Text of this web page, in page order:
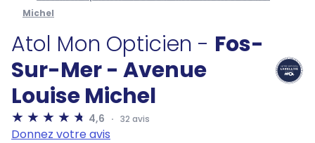
Michel
Atol Mon Opticien - Fos-
Sur-Mer - Avenue
Louise Michel
4,6 32 avis
Donnez votre avis